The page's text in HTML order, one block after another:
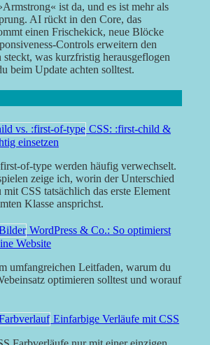
ist da, und es ist mehr als
AI rückt in den Core, das
einen Frischekick, neue Blöcke
Controls erweitern den
steckt, was kurzfristig herausgeflogen
beim Update achten solltest.
CSS: :first-child &
einsetzen
of-type werden häufig verwechselt.
zeige ich, worin der Unterschied
CSS tatsächlich das erste Element
Klasse ansprichst.
WordPress & Co.: So optimierst
Website
umfangreichen Leitfaden, warum du
optimieren solltest und worauf
Einfarbige Verläufe mit CSS